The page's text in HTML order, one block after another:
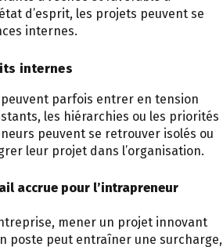
d’esprit, les projets peuvent se
internes.
internes
parfois entrer en tension
les hiérarchies ou les priorités
peuvent se retrouver isolés ou
leur projet dans l’organisation.
accrue pour l’intrapreneur
mener un projet innovant
poste peut entraîner une surcharge,